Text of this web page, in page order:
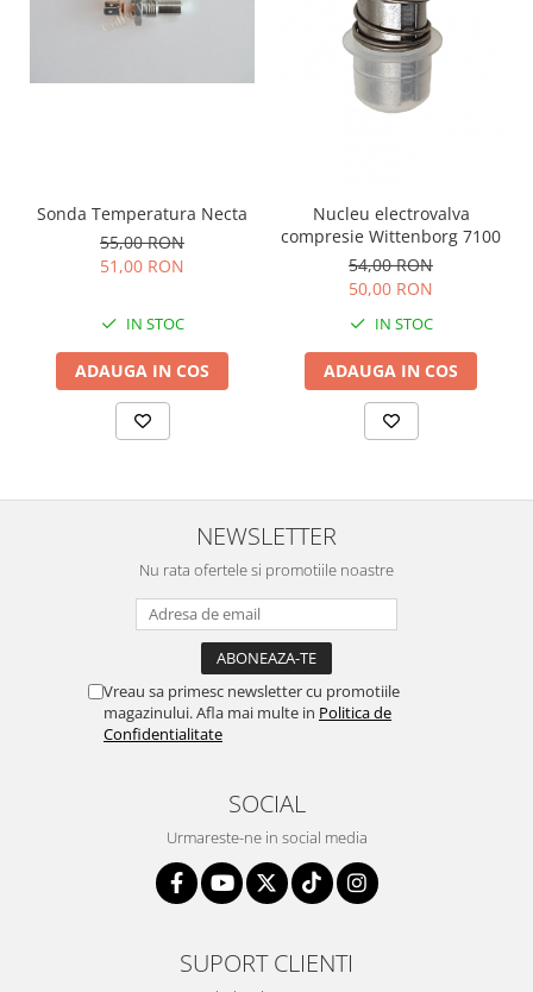
Sonda Temperatura Necta
55,00 RON
51,00 RON
IN STOC
ADAUGA IN COS
Nucleu electrovalva
compresie Wittenborg 7100
54,00 RON
50,00 RON
IN STOC
ADAUGA IN COS
NEWSLETTER
Nu rata ofertele si promotiile noastre
Vreau sa primesc newsletter cu promotiile
magazinului. Afla mai multe in Politica de
Confidentialitate
SOCIAL
Urmareste-ne in social media
SUPORT CLIENTI